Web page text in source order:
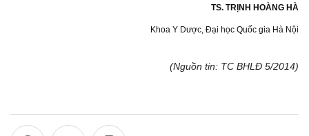
TS. TRỊNH HOÀNG HÀ
Khoa Y Dược, Đại học Quốc gia Hà Nội
(Nguồn tin: TC BHLĐ 5/2014)